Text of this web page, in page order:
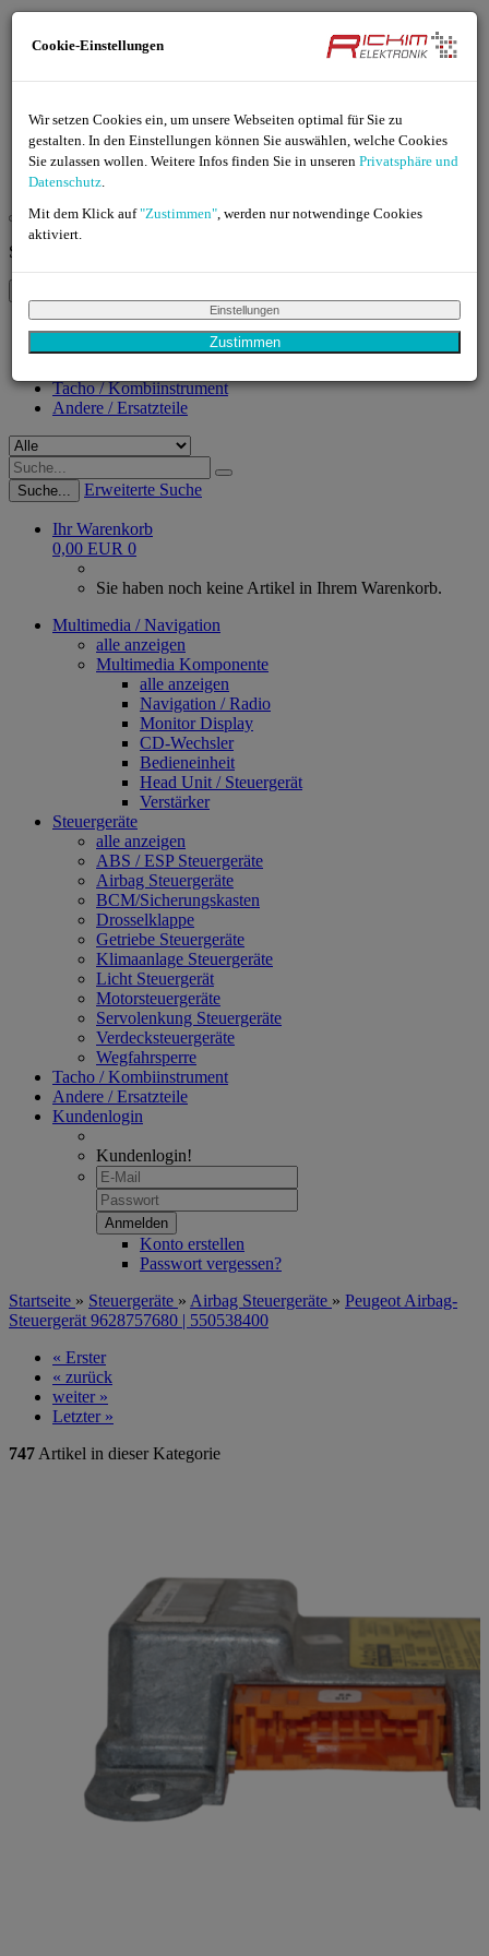
Konto erstellen
0
Suche
Alle
Multimedia / Navigation
Tacho / Kombiinstrument
Andere / Ersatzteile
Suche... Erweiterte Suche
Ihr Warenkorb
0,00 EUR 0
Sie haben noch keine Artikel in Ihrem Warenkorb.
Multimedia / Navigation
alle anzeigen
Multimedia Komponente
alle anzeigen
Navigation / Radio
Monitor Display
CD-Wechsler
Bedieneinheit
Head Unit / Steuergerät
Verstärker
Steuergeräte
alle anzeigen
ABS / ESP Steuergeräte
Airbag Steuergeräte
BCM/Sicherungskasten
Drosselklappe
Getriebe Steuergeräte
Klimaanlage Steuergeräte
Licht Steuergerät
Motorsteuergeräte
Servolenkung Steuergeräte
Verdecksteuergeräte
Wegfahrsperre
Tacho / Kombiinstrument
Andere / Ersatzteile
Kundenlogin
Kundenlogin!
Konto erstellen
Passwort vergessen?
Startseite » Steuergeräte » Airbag Steuergeräte » Peugeot Airbag-
Steuergerät 9628757680 | 550538400
« Erster
« zurück
weiter »
Letzter »
747 Artikel in dieser Kategorie
Cookie-Einstellungen
Wir setzen Cookies ein, um unsere Webseiten optimal für Sie zu
gestalten. In den Einstellungen können Sie auswählen, welche Cookies
Sie zulassen wollen. Weitere Infos finden Sie in unseren Privatsphäre und
Datenschutz.
Mit dem Klick auf"Zustimmen", werden nur notwendinge Cookies
aktiviert.
Einstellungen
Zustimmen